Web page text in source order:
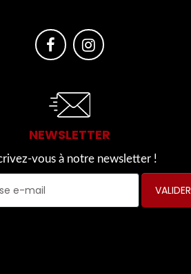
NEWSLETTER
vous à notre newsletter !
VALIDER